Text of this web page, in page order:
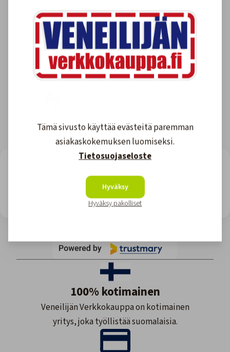
View all reviews
Site owner: Upgrade for more views or wait till monthly reset.
100% kotimainen
Veneilijän Verkkokauppa on kotimainen
yritys, joka työllistää suomalaisia.
Tämä sivusto käyttää evästeitä paremman
asiakaskokemuksen luomiseksi.
Tietosuojaseloste
Hyväksy
Hyväksy pakolliset